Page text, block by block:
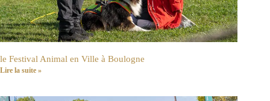
le Festival Animal en Ville à Boulogne
Lire la suite »